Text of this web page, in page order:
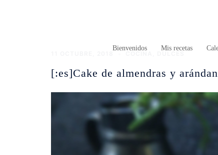
Bienvenidos Mis recetas
[:es]Cake de almendras y